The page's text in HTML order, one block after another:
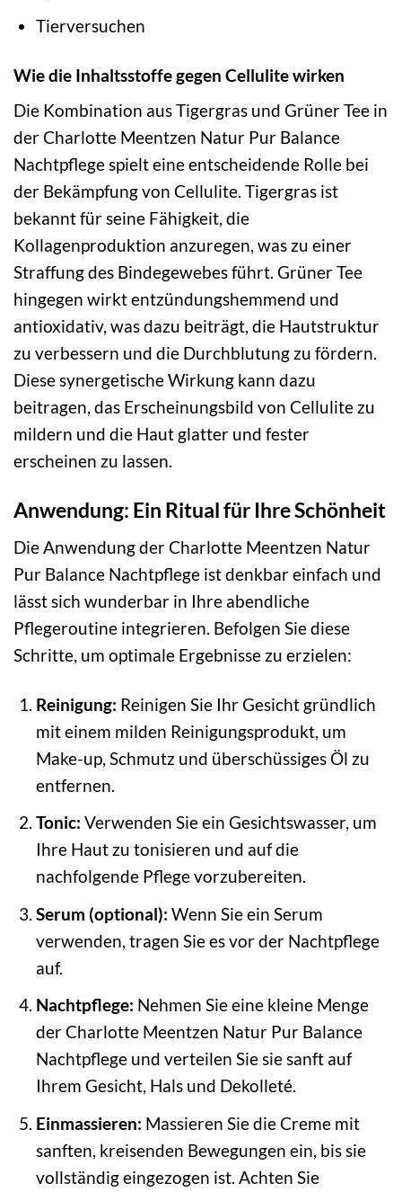
Tierversuchen
Wie die Inhaltsstoffe gegen Cellulite wirken
Die Kombination aus Tigergras und Grüner Tee in
der Charlotte Meentzen Natur Pur Balance
Nachtpflege spielt eine entscheidende Rolle bei
der Bekämpfung von Cellulite. Tigergras ist
bekannt für seine Fähigkeit, die
Kollagenproduktion anzuregen, was zu einer
Straffung des Bindegewebes führt. Grüner Tee
hingegen wirkt entzündungshemmend und
antioxidativ, was dazu beiträgt, die Hautstruktur
zu verbessern und die Durchblutung zu fördern.
Diese synergetische Wirkung kann dazu
beitragen, das Erscheinungsbild von Cellulite zu
mildern und die Haut glatter und fester
erscheinen zu lassen.
Anwendung: Ein Ritual für Ihre Schönheit
Die Anwendung der Charlotte Meentzen Natur
Pur Balance Nachtpflege ist denkbar einfach und
lässt sich wunderbar in Ihre abendliche
Pflegeroutine integrieren. Befolgen Sie diese
Schritte, um optimale Ergebnisse zu erzielen:
Reinigung: Reinigen Sie Ihr Gesicht gründlich
mit einem milden Reinigungsprodukt, um
Make-up, Schmutz und überschüssiges Öl zu
entfernen.
Tonic: Verwenden Sie ein Gesichtswasser, um
Ihre Haut zu tonisieren und auf die
nachfolgende Pflege vorzubereiten.
Serum (optional): Wenn Sie ein Serum
verwenden, tragen Sie es vor der Nachtpflege
auf.
Nachtpflege: Nehmen Sie eine kleine Menge
der Charlotte Meentzen Natur Pur Balance
Nachtpflege und verteilen Sie sie sanft auf
Ihrem Gesicht, Hals und Dekolleté.
Einmassieren: Massieren Sie die Creme mit
sanften, kreisenden Bewegungen ein, bis sie
vollständig eingezogen ist. Achten Sie